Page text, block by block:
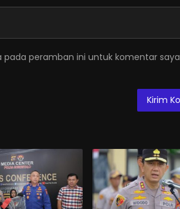
pada peramban ini untuk komentar saya